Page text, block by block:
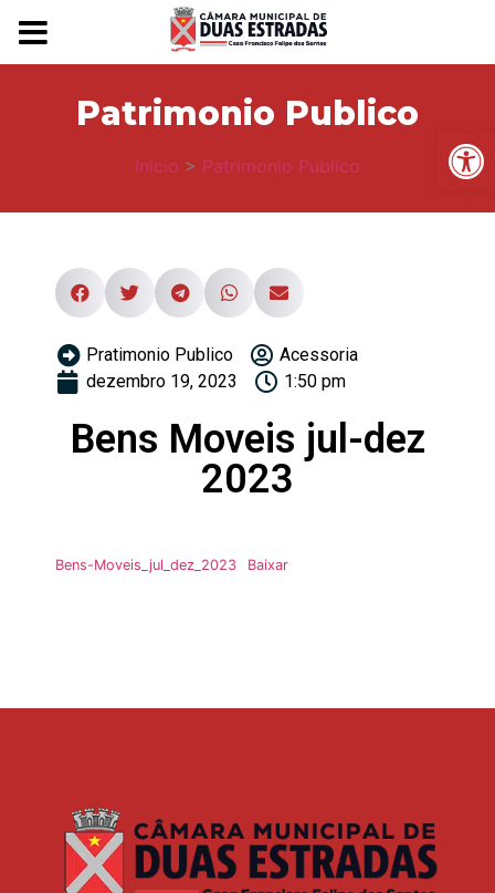
Patrimonio Publico
Início > Patrimonio Publico
Pratimonio Publico
Acessoria
dezembro 19, 2023
1:50 pm
Bens Moveis jul-dez
2023
Bens-Moveis_jul_dez_2023 Baixar